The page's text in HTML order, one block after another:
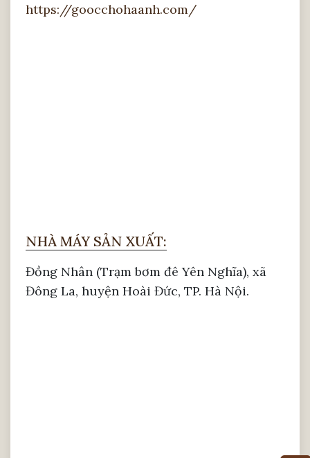
https://goocchohaanh.com/
NHÀ MÁY SẢN XUẤT:
Đồng Nhân (Trạm bơm đê Yên Nghĩa), xã
Đông La, huyện Hoài Đức, TP. Hà Nội.